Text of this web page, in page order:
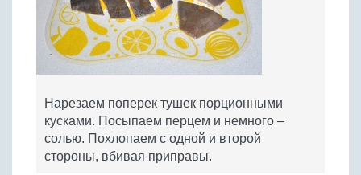
Нарезаем поперек тушек порционными
кусками. Посыпаем перцем и немного –
солью. Похлопаем с одной и второй
стороны, вбивая приправы.